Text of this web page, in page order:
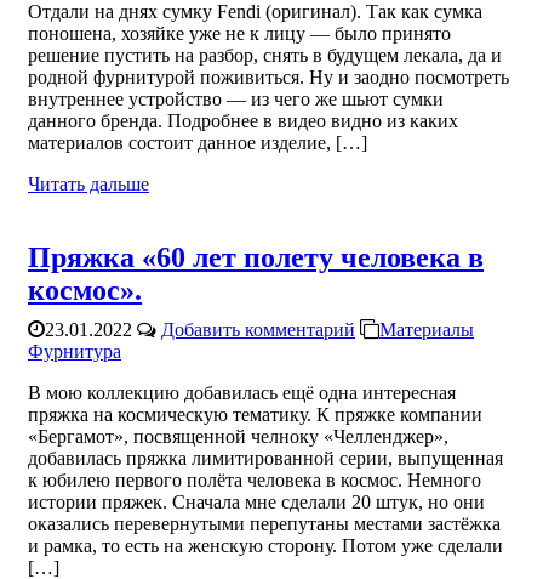
Отдали на днях сумку Fendi (оригинал). Так как сумка
поношена, хозяйке уже не к лицу — было принято
решение пустить на разбор, снять в будущем лекала, да и
родной фурнитурой поживиться. Ну и заодно посмотреть
внутреннее устройство — из чего же шьют сумки
данного бренда. Подробнее в видео видно из каких
материалов состоит данное изделие, […]
Читать дальше
Пряжка «60 лет полету человека в
космос».
23.01.2022 Добавить комментарий
Материалы
Фурнитура
В мою коллекцию добавилась ещё одна интересная
пряжка на космическую тематику. К пряжке компании
«Бергамот», посвященной челноку «Челленджер»,
добавилась пряжка лимитированной серии, выпущенная
к юбилею первого полёта человека в космос. Немного
истории пряжек. Сначала мне сделали 20 штук, но они
оказались перевернутыми перепутаны местами застёжка
и рамка, то есть на женскую сторону. Потом уже сделали
[…]